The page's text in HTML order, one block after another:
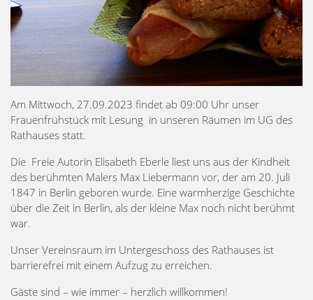
Am Mittwoch, 27.09.2023 findet ab 09:00 Uhr unser
Frauenfrühstück mit Lesung in unseren Räumen im UG des
Rathauses statt.
Die Freie Autorin Elisabeth Eberle liest uns aus der Kindheit
des berühmten Malers Max Liebermann vor, der am 20. Juli
1847 in Berlin geboren wurde. Eine warmherzige Geschichte
über die Zeit in Berlin, als der kleine Max noch nicht berühmt
war.
Unser Vereinsraum im Untergeschoss des Rathauses ist
barrierefrei mit einem Aufzug zu erreichen.
Gäste sind – wie immer – herzlich willkommen!